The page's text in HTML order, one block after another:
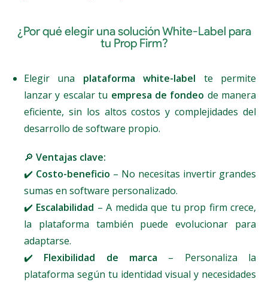
¿Por qué elegir una solución White-Label para
tu Prop Firm?
Elegir una plataforma white-label te permite
lanzar y escalar tu empresa de fondeo de manera
eficiente, sin los altos costos y complejidades del
desarrollo de software propio.
🔎 Ventajas clave:
✔️ Costo-beneficio – No necesitas invertir grandes
sumas en software personalizado.
✔️ Escalabilidad – A medida que tu prop firm crece,
la plataforma también puede evolucionar para
adaptarse.
✔️ Flexibilidad de marca – Personaliza la
plataforma según tu identidad visual y necesidades